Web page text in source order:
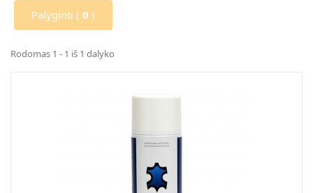
Palyginti ( 0 )
Rodomas 1 - 1 iš 1 dalyko